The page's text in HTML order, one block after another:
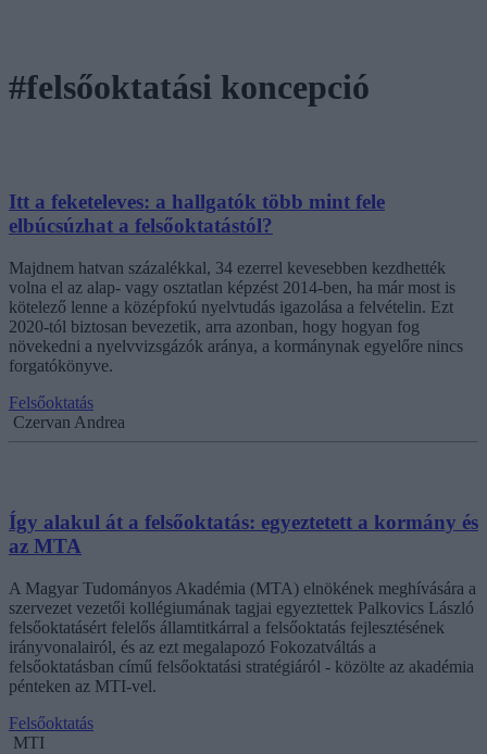
#felsőoktatási koncepció
Itt a feketeleves: a hallgatók több mint fele
elbúcsúzhat a felsőoktatástól?
Majdnem hatvan százalékkal, 34 ezerrel kevesebben kezdhették
volna el az alap- vagy osztatlan képzést 2014-ben, ha már most is
kötelező lenne a középfokú nyelvtudás igazolása a felvételin. Ezt
2020-tól biztosan bevezetik, arra azonban, hogy hogyan fog
növekedni a nyelvvizsgázók aránya, a kormánynak egyelőre nincs
forgatókönyve.
Felsőoktatás
Czervan Andrea
Így alakul át a felsőoktatás: egyeztetett a kormány és
az MTA
A Magyar Tudományos Akadémia (MTA) elnökének meghívására a
szervezet vezetői kollégiumának tagjai egyeztettek Palkovics László
felsőoktatásért felelős államtitkárral a felsőoktatás fejlesztésének
irányvonalairól, és az ezt megalapozó Fokozatváltás a
felsőoktatásban című felsőoktatási stratégiáról - közölte az akadémia
pénteken az MTI-vel.
Felsőoktatás
MTI